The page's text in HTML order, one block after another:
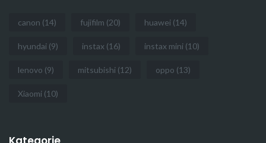
canon (14) fujifilm (20) huawei (14)
hyundai (9) instax (16) instax mini (10)
lenovo (9) mitsubishi (12) oppo (13)
Xiaomi (10)